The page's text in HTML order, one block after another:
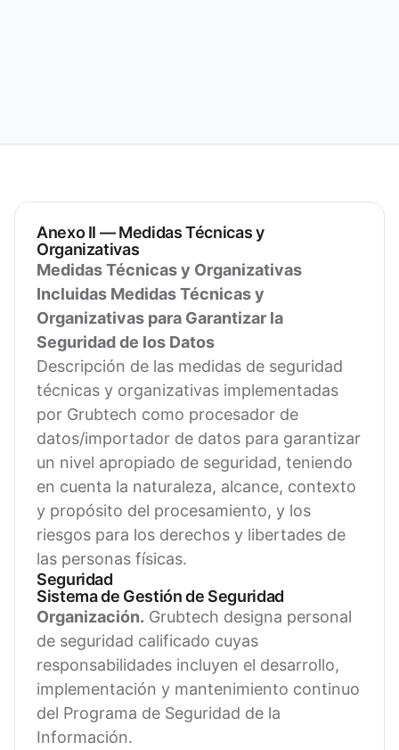
Anexo II — Medidas Técnicas y
Organizativas
Medidas Técnicas y Organizativas
Incluidas Medidas Técnicas y
Organizativas para Garantizar la
Seguridad de los Datos
Descripción de las medidas de seguridad
técnicas y organizativas implementadas
por Grubtech como procesador de
datos/importador de datos para garantizar
un nivel apropiado de seguridad, teniendo
en cuenta la naturaleza, alcance, contexto
y propósito del procesamiento, y los
riesgos para los derechos y libertades de
las personas físicas.
Seguridad
Sistema de Gestión de Seguridad
Organización. Grubtech designa personal
de seguridad calificado cuyas
responsabilidades incluyen el desarrollo,
implementación y mantenimiento continuo
del Programa de Seguridad de la
Información.